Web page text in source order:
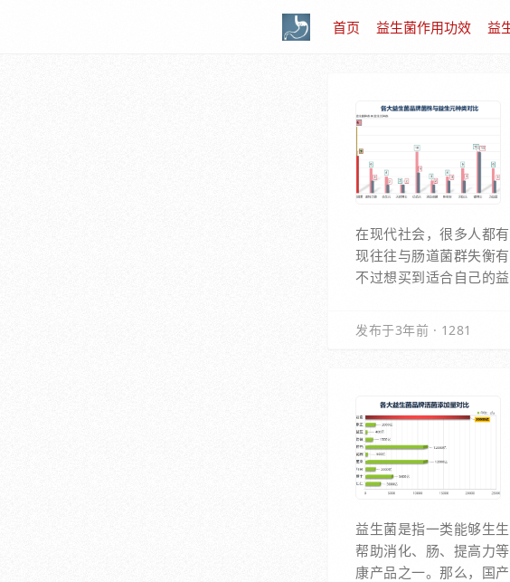
首页 益生菌作用功效 益
在现代社会，很多人都
现往往与肠道菌群失衡
不过想买到适合自己的
发布于3年前 · 1281
益生菌是指一类能够生
帮助消化、肠、提高力
康产品之一。那么，国